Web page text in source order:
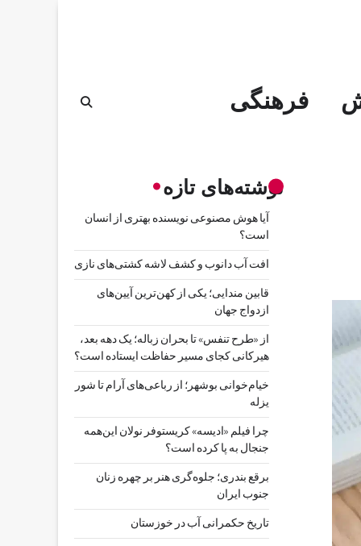
فرهنگی
نوشته‌های تازه
آیا هوش مصنوعی نویسنده بهتری از انسان
است؟
افت آب دانوب و کشف لاشه کشتی‌های نازی
قابین مندایی؛ یکی از کهن‌ترین آیین‌های
ازدواج جهان
از «طرح تنفس» تا بحران زباله؛ یک دهه بعد،
هیرکانی کجای مسیر حفاظت ایستاده است؟
خیام‌خوانی بوشهر؛ از رباعی‌های آرام تا شور
یزله
چرا فیلم «ادیسه» کریستوفر نولان این‌همه
جنجال به پا کرده است؟
برقع بندری؛ جلوه‌گری هنر بر چهره زنان
جنوب ایران
تاریخ حکمرانی آب در خوزستان